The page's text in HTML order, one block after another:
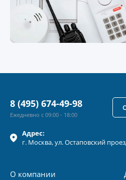
Адрес:
г. Москва, ул.Остаповский
О компании
8 (495) 674-49-98
Ежедневно с 09:00 - 18:00